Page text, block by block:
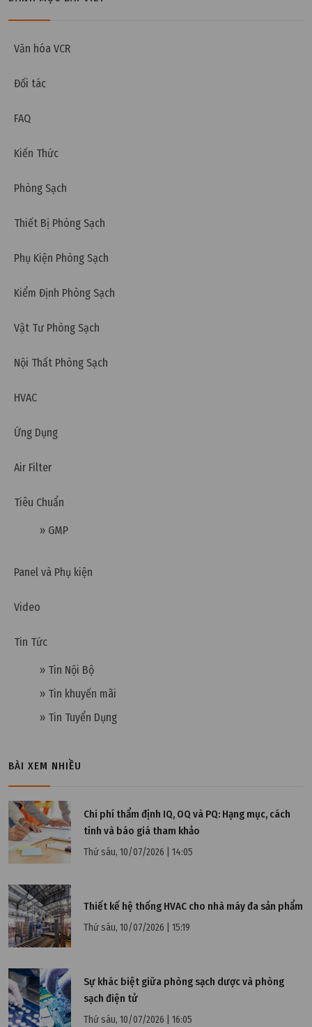
Áp suất, rung động và nhiệt độ: Những “kẻ thù vô
hình” của ngành chip
Thứ sáu, 24/04/2026 | 17:00
hành thực tế
Sai số thường gặp khi đo tiểu phân trong phòng
Tính toán lưu lượng gió thực tế so với thiết kế
phòng sạch
Văn hóa VCR
Đối tác
FAQ
Kiến Thức
Phòng Sạch
Thiết Bị Phòng Sạch
Phụ Kiện Phòng Sạch
Kiểm Định Phòng Sạch
Vật Tư Phòng Sạch
Nội Thất Phòng Sạch
HVAC
Ứng Dụng
Air Filter
Tiêu Chuẩn
» GMP
Panel và Phụ kiện
Video
Tin Tức
» Tin Nội Bộ
» Tin khuyến mãi
» Tin Tuyển Dụng
BÀI XEM NHIỀU
Chi phí thẩm định IQ, OQ và PQ: Hạng mục, cách
tính và báo giá tham khảo
Thứ sáu, 10/07/2026 | 14:05
Thiết kế hệ thống HVAC cho nhà máy đa sản phẩm
Thứ sáu, 10/07/2026 | 15:19
Sự khác biệt giữa phòng sạch dược và phòng
sạch điện tử
Thứ sáu, 10/07/2026 | 16:05